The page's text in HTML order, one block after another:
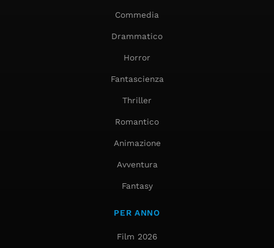
Commedia
Drammatico
Horror
Fantascienza
Thriller
Romantico
Animazione
Avventura
Fantasy
PER ANNO
Film 2026